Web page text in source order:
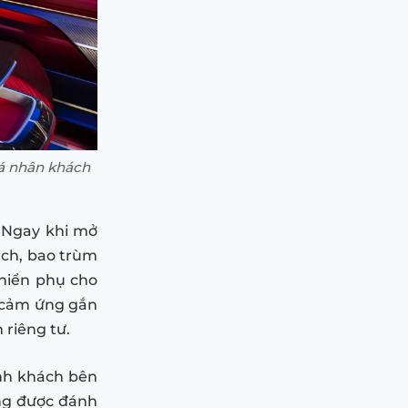
nhân khách
khi mở
bao trùm
phụ cho
ứng gắn
riêng tư.
khách bên
được đánh